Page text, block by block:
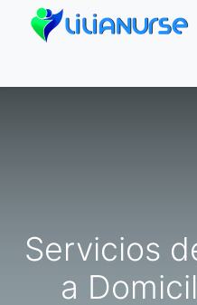
Servicios
a